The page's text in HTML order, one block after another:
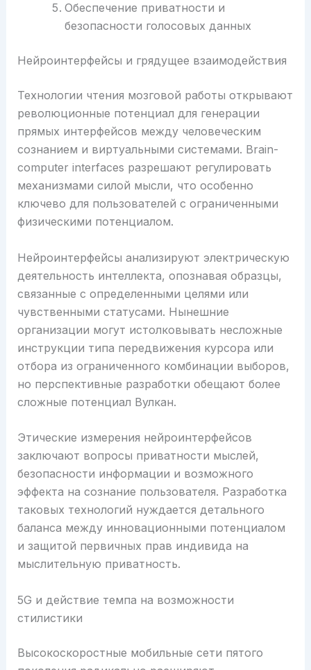
Обеспечение приватности и
безопасности голосовых данных
Нейроинтерфейсы и грядущее взаимодействия
Технологии чтения мозговой работы открывают
революционные потенциал для генерации
прямых интерфейсов между человеческим
сознанием и виртуальными системами. Brain-
computer interfaces разрешают регулировать
механизмами силой мысли, что особенно
ключево для пользователей с ограниченными
физическими потенциалом.
Нейроинтерфейсы анализируют электрическую
деятельность интеллекта, опознавая образцы,
связанные с определенными целями или
чувственными статусами. Нынешние
организации могут истолковывать несложные
инструкции типа передвижения курсора или
отбора из ограниченного комбинации выборов,
но перспективные разработки обещают более
сложные потенциал Вулкан.
Этические измерения нейроинтерфейсов
заключают вопросы приватности мыслей,
безопасности информации и возможного
эффекта на сознание пользователя. Разработка
таковых технологий нуждается детального
баланса между инновационными потенциалом
и защитой первичных прав индивида на
мыслительную приватность.
5G и действие темпа на возможности
стилистики
Высокоскоростные мобильные сети пятого